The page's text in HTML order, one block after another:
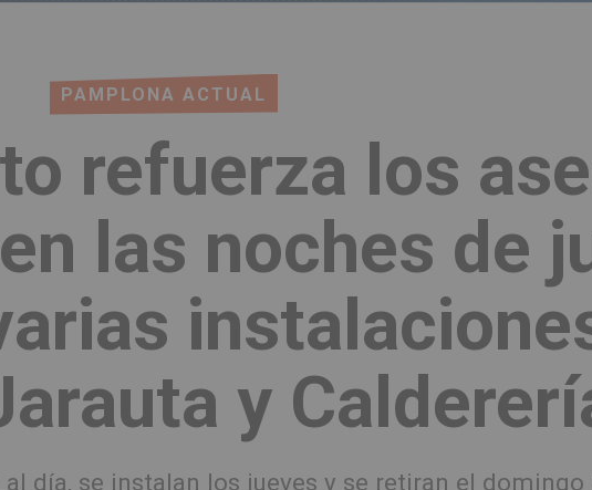
PAMPLONA ACTUAL
refuerza los
las noches de
y
día, se instalan los jueves y se retiran el